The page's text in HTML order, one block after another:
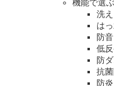
機能で選ぶ
洗
は
防
低
防
抗
防